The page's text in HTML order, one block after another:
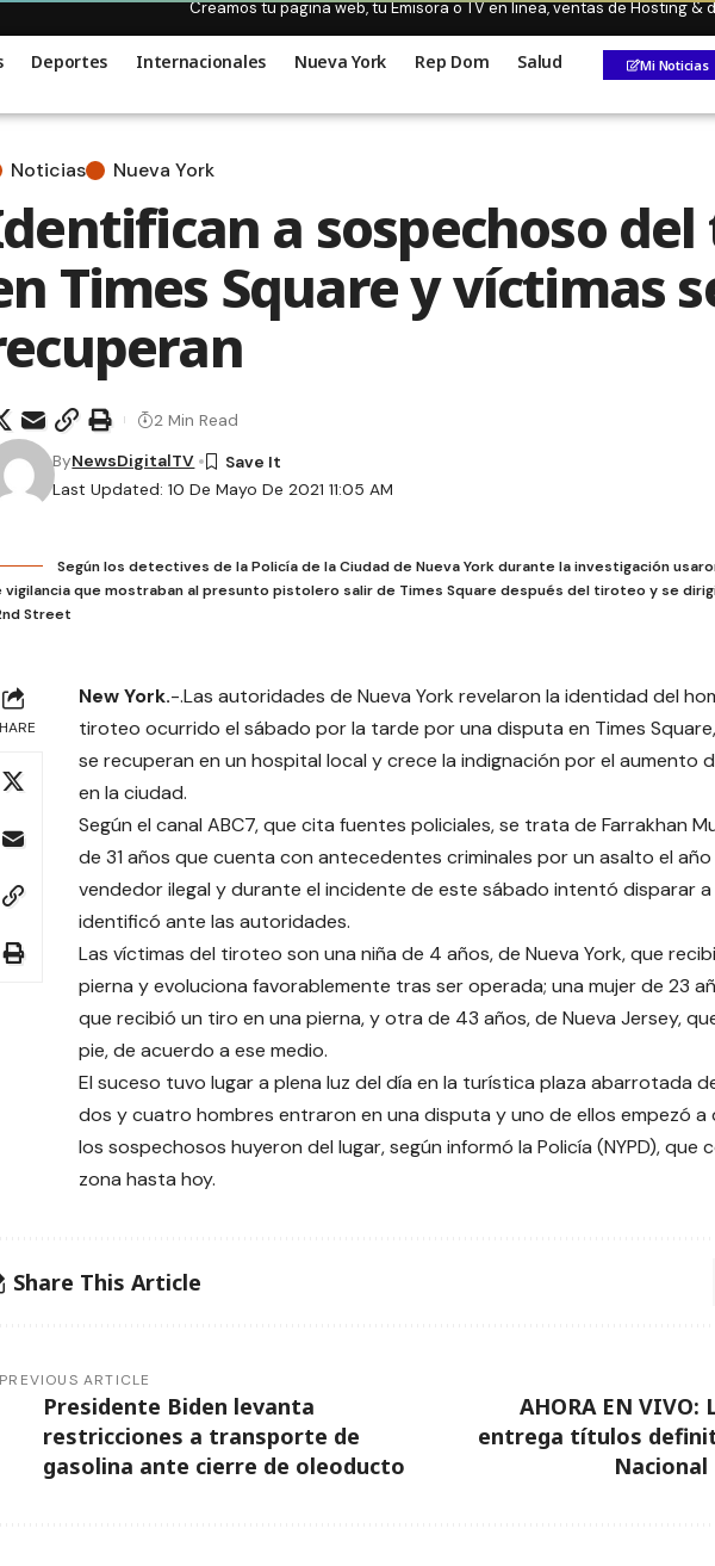
Creamos tu pagina web, tu Emisora o TV en linea, ventas de Hosting &
Deportes Internacionales Nueva York Rep Dom Salud Mi Noticias
Noticias Nueva York
a sospechoso
Times Square y víctimas
Last Updated: 10 De Mayo De 2021 11:05 AM
ByNewsDigitalTV
2 Min Read
Según los detectives de la Policía de la Ciudad de Nueva York durante la investigación
vigilancia que mostraban al presunto pistolero salir de Times Square después del tiroteo y se
Street
New York.-.Las autoridades de Nueva York revelaron la identidad del
tiroteo ocurrido el sábado por la tarde por una disputa en Times
se recuperan en un hospital local y crece la indignación por el aumento
en la ciudad.
Según el canal ABC7, que cita fuentes policiales, se trata de Farrakhan
de 31 años que cuenta con antecedentes criminales por un asalto el
vendedor ilegal y durante el incidente de este sábado intentó disparar a
identificó ante las autoridades.
Las víctimas del tiroteo son una niña de 4 años, de Nueva York, que
pierna y evoluciona favorablemente tras ser operada; una mujer de 23
que recibió un tiro en una pierna, y otra de 43 años, de Nueva Jersey,
pie, de acuerdo a ese medio.
El suceso tuvo lugar a plena luz del día en la turística plaza abarrotada
dos y cuatro hombres entraron en una disputa y uno de ellos empezó a
los sospechosos huyeron del lugar, según informó la Policía (NYPD),
zona hasta hoy.
Share This Article
PREVIOUS ARTICLE
Presidente Biden levanta
restricciones a transporte de
gasolina ante cierre de oleoducto
AHORA EN VIVO:
entrega títulos